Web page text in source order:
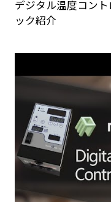
デジタル温度コン
ック紹介